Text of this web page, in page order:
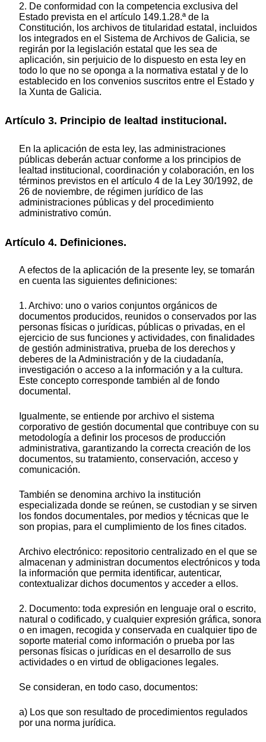
2. De conformidad con la competencia exclusiva del
Estado prevista en el artículo 149.1.28.ª de la
Constitución, los archivos de titularidad estatal, incluidos
los integrados en el Sistema de Archivos de Galicia, se
regirán por la legislación estatal que les sea de
aplicación, sin perjuicio de lo dispuesto en esta ley en
todo lo que no se oponga a la normativa estatal y de lo
establecido en los convenios suscritos entre el Estado y
la Xunta de Galicia.
Artículo 3. Principio de lealtad institucional.
En la aplicación de esta ley, las administraciones
públicas deberán actuar conforme a los principios de
lealtad institucional, coordinación y colaboración, en los
términos previstos en el artículo 4 de la Ley 30/1992, de
26 de noviembre, de régimen jurídico de las
administraciones públicas y del procedimiento
administrativo común.
Artículo 4. Definiciones.
A efectos de la aplicación de la presente ley, se tomarán
en cuenta las siguientes definiciones:
1. Archivo: uno o varios conjuntos orgánicos de
documentos producidos, reunidos o conservados por las
personas físicas o jurídicas, públicas o privadas, en el
ejercicio de sus funciones y actividades, con finalidades
de gestión administrativa, prueba de los derechos y
deberes de la Administración y de la ciudadanía,
investigación o acceso a la información y a la cultura.
Este concepto corresponde también al de fondo
documental.
Igualmente, se entiende por archivo el sistema
corporativo de gestión documental que contribuye con su
metodología a definir los procesos de producción
administrativa, garantizando la correcta creación de los
documentos, su tratamiento, conservación, acceso y
comunicación.
También se denomina archivo la institución
especializada donde se reúnen, se custodian y se sirven
los fondos documentales, por medios y técnicas que le
son propias, para el cumplimiento de los fines citados.
Archivo electrónico: repositorio centralizado en el que se
almacenan y administran documentos electrónicos y toda
la información que permita identificar, autenticar,
contextualizar dichos documentos y acceder a ellos.
2. Documento: toda expresión en lenguaje oral o escrito,
natural o codificado, y cualquier expresión gráfica, sonora
o en imagen, recogida y conservada en cualquier tipo de
soporte material como información o prueba por las
personas físicas o jurídicas en el desarrollo de sus
actividades o en virtud de obligaciones legales.
Se consideran, en todo caso, documentos:
a) Los que son resultado de procedimientos regulados
por una norma jurídica.